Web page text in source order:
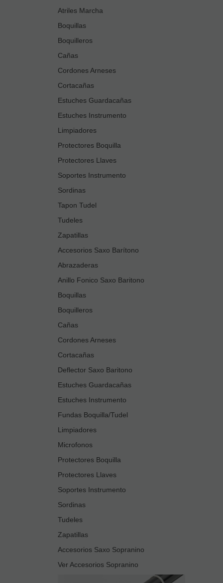
Atriles Marcha
Boquillas
Boquilleros
Cañas
Cordones Arneses
Cortacañas
Estuches Guardacañas
Estuches Instrumento
Limpiadores
Protectores Boquilla
Protectores Llaves
Soportes Instrumento
Sordinas
Tapon Tudel
Tudeles
Zapatillas
Accesorios Saxo Barítono
Abrazaderas
Anillo Fonico Saxo Baritono
Boquillas
Boquilleros
Cañas
Cordones Arneses
Cortacañas
Deflector Saxo Baritono
Estuches Guardacañas
Estuches Instrumento
Fundas Boquilla/Tudel
Limpiadores
Microfonos
Protectores Boquilla
Protectores Llaves
Soportes Instrumento
Sordinas
Tudeles
Zapatillas
Accesorios Saxo Sopranino
Ver Accesorios Sopranino